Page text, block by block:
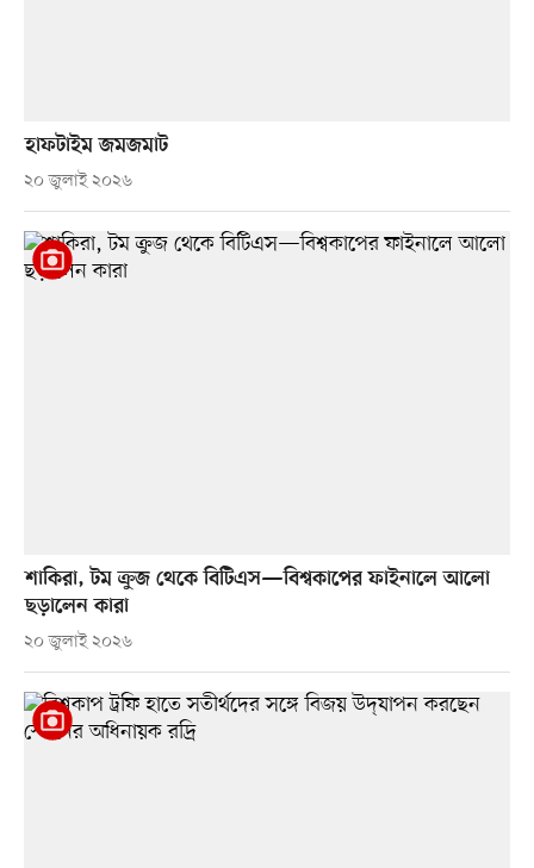
হাফটাইম জমজমাট
২০ জুলাই ২০২৬
শাকিরা, টম ক্রুজ থেকে বিটিএস—বিশ্বকাপের ফাইনালে আলো
ছড়ালেন কারা
২০ জুলাই ২০২৬